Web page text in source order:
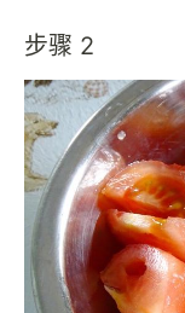
步骤 2